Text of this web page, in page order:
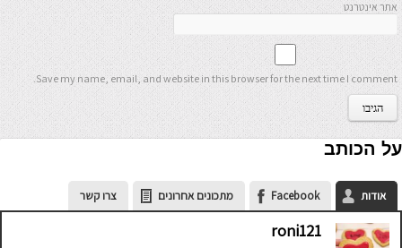
אתר אינטרנט
Save my name, email, and website in this browser for the next time I comment.
על הכותב
אודות Facebook מתכונים אחרונים צרו קשר
roni121